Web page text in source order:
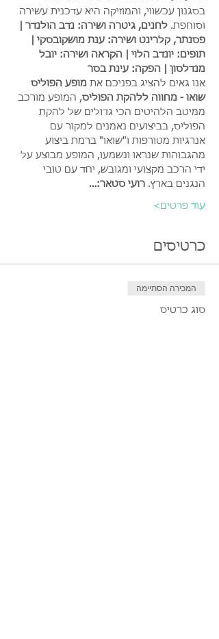
בסגנון עכשווי, והמוזיקה היא עדכנית עשירה
וסוחפת. לחנים, גיטרה ושירה: נדב הולנדר |
פסנתר, קלרינט ושירה: ענת מושקובסקי |
תופים: יונדב הלוי | הקראה ושירה: יובל
מנדלסון | הפקה: עינת בסר
אנו גאים להציג בפניכם את מופע הפוליס
שואו - מחווה ללהקת הפוליס, המופע מורכב
ממיטב הלהיטים הכי גדולים של להקת
הפוליס, בביצועים נאמנים למקור עם
אנרגיות מטורפות ו"שואו" ברמת ביצוע
מהגבוהות שנראו ונשמעו, המופע מבוצע על
ידי הרכב מקצועי ומגובש, יחד עם טובי
הנגנים בארץ. רועי סטאר:…
עוד פרטים>
כרטיסים
המכירה הסתיימה
סוג כרטיס